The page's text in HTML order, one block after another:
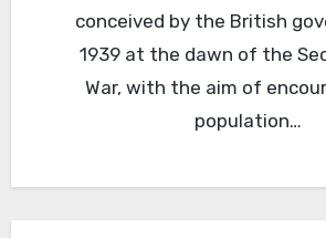
conceived by the British
1939 at the dawn of the
War, with the aim of
population…